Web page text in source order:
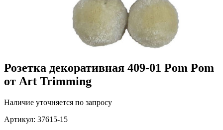
Розетка декоративная 409-01 Pom Pom
от Art Trimming
Наличие уточняется по запросу
Артикул: 37615-15